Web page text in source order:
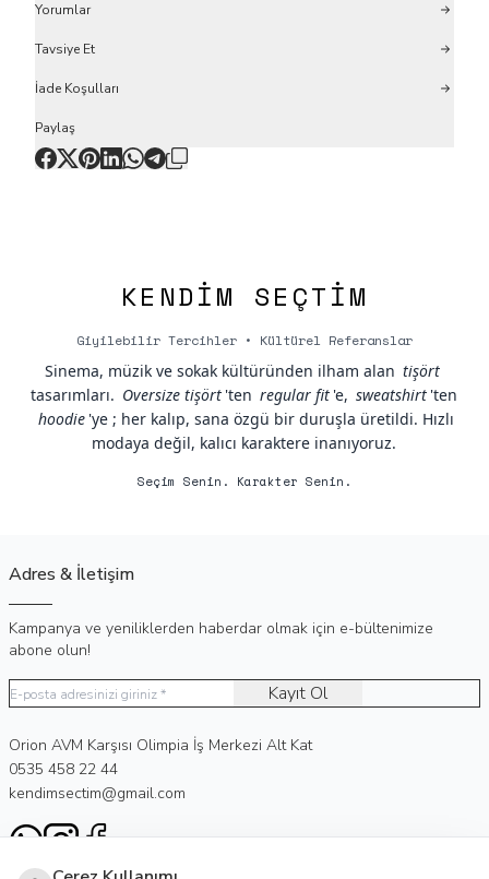
Yorumlar
Tavsiye Et
İade Koşulları
Paylaş
KENDIM SEÇTIM
Giyilebilir Tercihler • Kültürel Referanslar
Sinema, müzik ve sokak kültüründen ilham alan tişört
tasarımları. Oversize tişört 'ten regular fit 'e, sweatshirt 'ten
hoodie 'ye ; her kalıp, sana özgü bir duruşla üretildi. Hızlı
modaya değil, kalıcı karaktere inanıyoruz.
Seçim Senin. Karakter Senin.
Adres & İletişim
Kampanya ve yeniliklerden haberdar olmak için e-bültenimize
abone olun!
Kayıt Ol
Adres
Orion AVM Karşısı Olimpia İş Merkezi Alt Kat
Telefon
0535 458 22 44
E-Posta
kendimsectim@gmail.com